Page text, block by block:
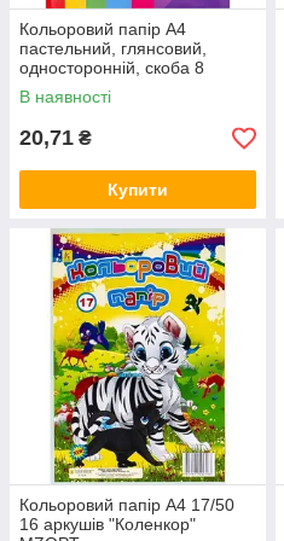
Кольоровий папір А4
пастельний, глянсовий,
односторонній, скоба 8
аркушів "Мандарин" 22109
MZOPT
В наявності
20,71 ₴
Купити
Кольоровий папір А4 17/50
16 аркушів "Коленкор"